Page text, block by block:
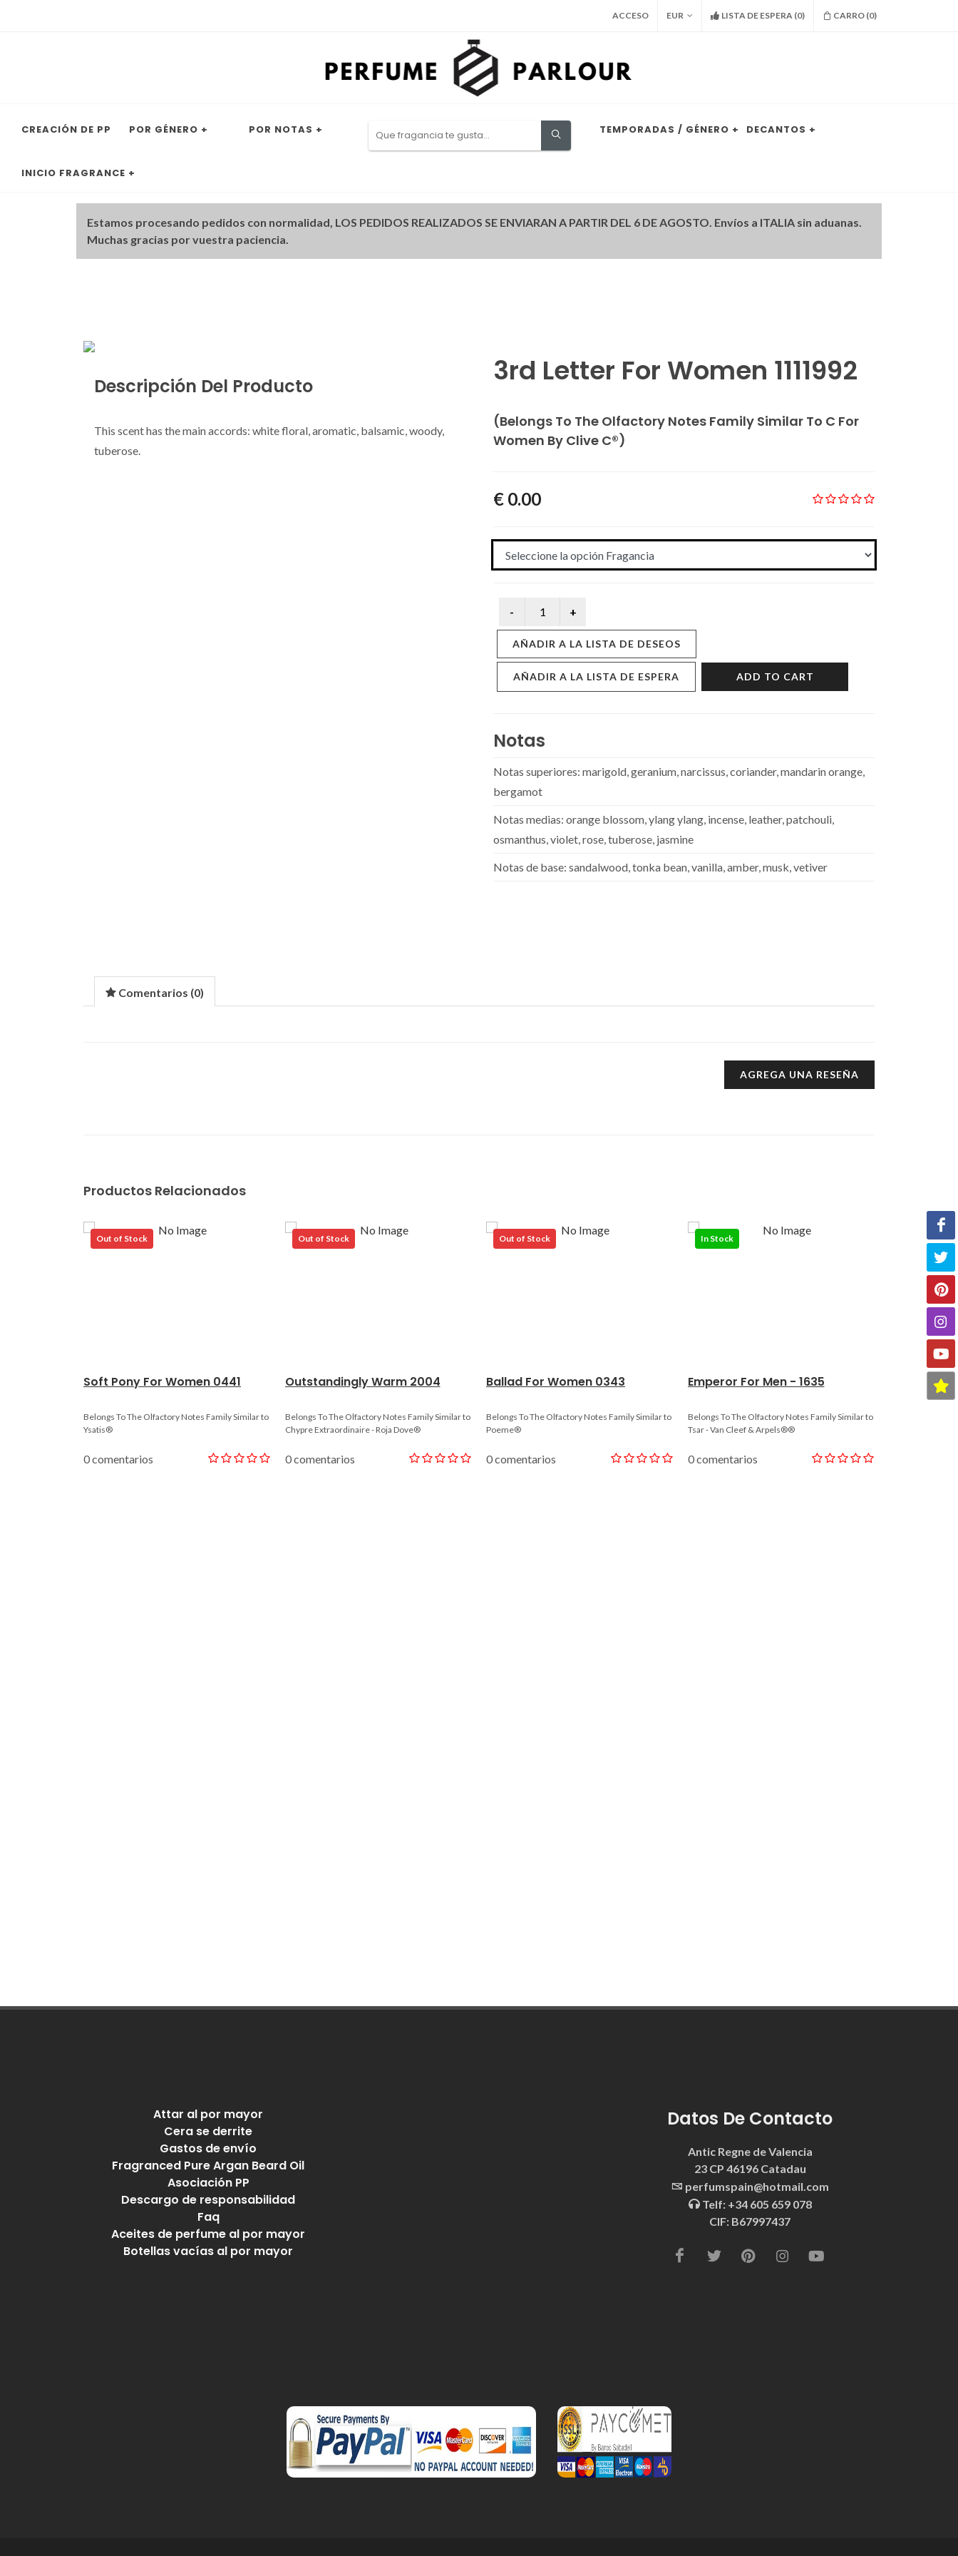
ACCESO EUR LISTA DE ESPERA (0) CARRO (0)
CREACIÓN DE PP POR GÉNERO + POR NOTAS + TEMPORADAS / GÉNERO + DECANTOS +
INICIO FRAGRANCE +
Estamos procesando pedidos con normalidad, LOS PEDIDOS REALIZADOS SE ENVIARAN A PARTIR DEL 6 DE AGOSTO. Envíos a ITALIA sin aduanas.
Muchas gracias por vuestra paciencia.
Descripción Del Producto
This scent has the main accords: white floral, aromatic, balsamic, woody,
tuberose.
3rd Letter For Women 1111992
(Belongs To The Olfactory Notes Family Similar To C For
Women By Clive C®)
€ 0.00
AÑADIR A LA LISTA DE DESEOS
AÑADIR A LA LISTA DE ESPERA ADD TO CART
Notas
Notas superiores: marigold, geranium, narcissus, coriander, mandarin orange,
bergamot
Notas medias: orange blossom, ylang ylang, incense, leather, patchouli,
osmanthus, violet, rose, tuberose, jasmine
Notas de base: sandalwood, tonka bean, vanilla, amber, musk, vetiver
Comentarios (0)
AGREGA UNA RESEÑA
Productos Relacionados
Out of Stock
Soft Pony For Women 0441
Belongs To The Olfactory Notes Family Similar to
Ysatis®
0 comentarios
Out of Stock
Outstandingly Warm 2004
Belongs To The Olfactory Notes Family Similar to
Chypre Extraordinaire - Roja Dove®
0 comentarios
Out of Stock
Ballad For Women 0343
Belongs To The Olfactory Notes Family Similar to
Poeme®
0 comentarios
In Stock
Emperor For Men - 1635
Belongs To The Olfactory Notes Family Similar to
Tsar - Van Cleef & Arpels®®
0 comentarios
Out of Stock
The
Attar al por mayor
Cera se derrite
Gastos de envío
Fragranced Pure Argan Beard Oil
Asociación PP
Descargo de responsabilidad
Faq
Aceites de perfume al por mayor
Botellas vacías al por mayor
Datos De Contacto
Antic Regne de Valencia
23 CP 46196 Catadau
perfumspain@hotmail.com
Telf: +34 605 659 078
CIF: B67997437